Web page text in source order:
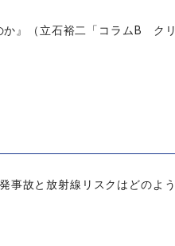
か』（立石裕二「コラムB ク
故と放射線リスクはどのよう